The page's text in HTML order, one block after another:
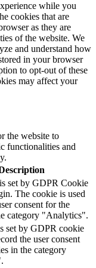
while you
cookies that are
as they are
of the website. We
and understand how
in your browser
to opt-out of these
may affect your
the website to
functionalities and
set by GDPR Cookie
The cookie is used
consent for the
category "Analytics".
set by GDPR cookie
the user consent
in the category